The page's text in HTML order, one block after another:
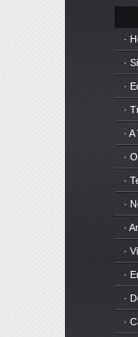
·
·
·
·
·
·
·
·
·
·
·
·
·